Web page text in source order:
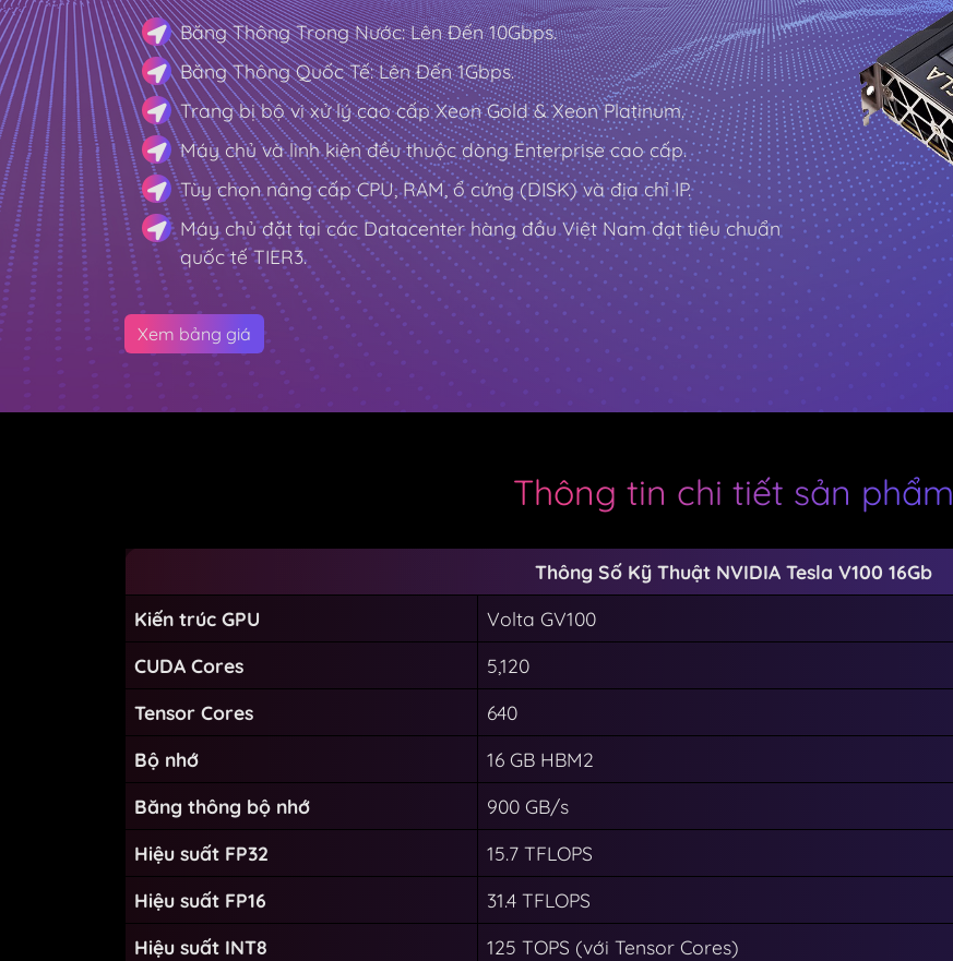
Băng Thông Trong Nước: Lên Đến 10Gbps.
Băng Thông Quốc Tế: Lên Đến 1Gbps.
Trang bị bộ vi xử lý cao cấp Xeon Gold & Xeon Platinum.
Máy chủ và linh kiện đều thuộc dòng Enterprise cao cấp.
Tùy chọn nâng cấp CPU, RAM, ổ cứng (DISK) và địa chỉ IP.
Máy chủ đặt tại các Datacenter hàng đầu Việt Nam đạt tiêu chuẩn
quốc tế TIER3.
Xem bảng giá
Thông tin chi tiết sản phẩm
Thông Số Kỹ Thuật NVIDIA Tesla V100 16Gb
Kiến trúc GPU
Volta GV100
CUDA Cores
5,120
Tensor Cores
640
Bộ nhớ
16 GB HBM2
Băng thông bộ nhớ
900 GB/s
Hiệu suất FP32
15.7 TFLOPS
Hiệu suất FP16
31.4 TFLOPS
Hiệu suất INT8
125 TOPS (với Tensor Cores)